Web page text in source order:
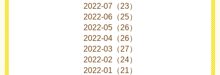
2022-07（23）
2022-06（25）
2022-05（26）
2022-04（26）
2022-03（27）
2022-02（24）
2022-01（21）